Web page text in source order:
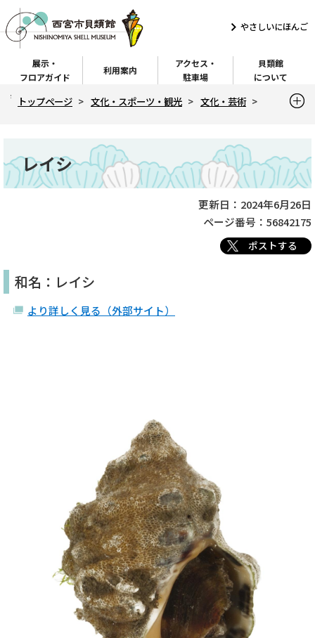
の
で
す
やさしいにほんご
展示・
フロアガイド
利用案内
アクセス・
駐車場
貝類館
について
現
ー
ジ
トップページ 文化・スポーツ・観光
文化・芸術
文
こ
レイシ
更新日：2024年6月26日
ページ番号：56842175
ポストする
和名：レイシ
より詳しく見る（外部サイト）